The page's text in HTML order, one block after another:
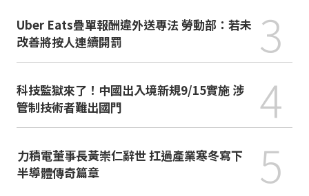
Uber Eats疊單報酬違外送專法 勞動部：若未
改善將按人連續開罰
3
科技監獄來了！中國出入境新規9/15實施 涉
管制技術者難出國門
4
力積電董事長黃崇仁辭世 扛過產業寒冬寫下
半導體傳奇篇章
5